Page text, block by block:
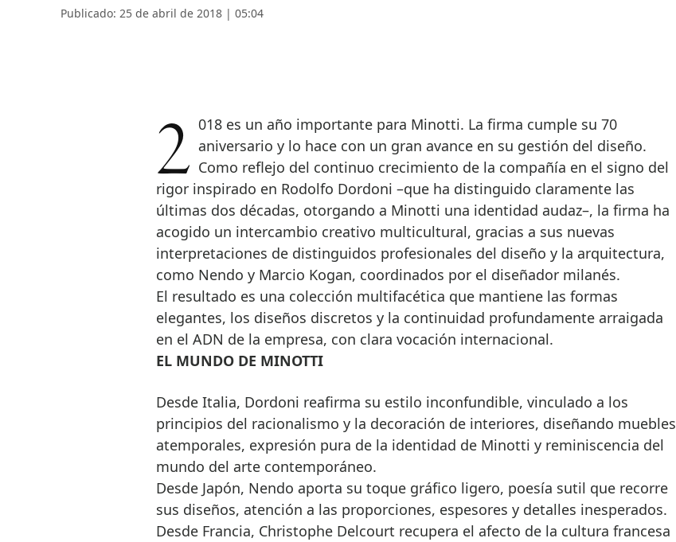
Publicado: 25 de abril de 2018 | 05:04
2018 es un año importante para Minotti. La firma cumple su 70 aniversario y lo hace con un gran avance en su gestión del diseño.
Como reflejo del continuo crecimiento de la compañía en el signo del
rigor inspirado en Rodolfo Dordoni –que ha distinguido claramente las
últimas dos décadas, otorgando a Minotti una identidad audaz–, la firma ha
acogido un intercambio creativo multicultural, gracias a sus nuevas
interpretaciones de distinguidos profesionales del diseño y la arquitectura,
como Nendo y Marcio Kogan, coordinados por el diseñador milanés.
El resultado es una colección multifacética que mantiene las formas
elegantes, los diseños discretos y la continuidad profundamente arraigada
en el ADN de la empresa, con clara vocación internacional.
EL MUNDO DE MINOTTI
Desde Italia, Dordoni reafirma su estilo inconfundible, vinculado a los
principios del racionalismo y la decoración de interiores, diseñando muebles
atemporales, expresión pura de la identidad de Minotti y reminiscencia del
mundo del arte contemporáneo.
Desde Japón, Nendo aporta su toque gráfico ligero, poesía sutil que recorre
sus diseños, atención a las proporciones, espesores y detalles inesperados.
Desde Francia, Christophe Delcourt recupera el afecto de la cultura francesa